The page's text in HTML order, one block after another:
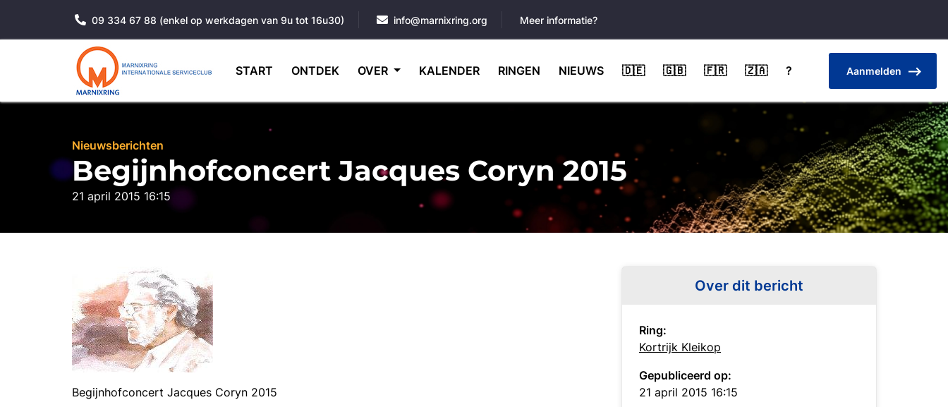
09 334 67 88 (enkel op werkdagen van 9u tot 16u30) info@marnixring.org Meer informatie?
START ONTDEK OVER KALENDER RINGEN NIEUWS 🇩🇪 🇬🇧 🇫🇷 🇿🇦 ? Aanmelden
Nieuwsberichten
Begijnhofconcert Jacques Coryn 2015
21 april 2015 16:15
Begijnhofconcert Jacques Coryn 2015
Over dit bericht
Ring:
Kortrijk Kleikop
Gepubliceerd op:
21 april 2015 16:15